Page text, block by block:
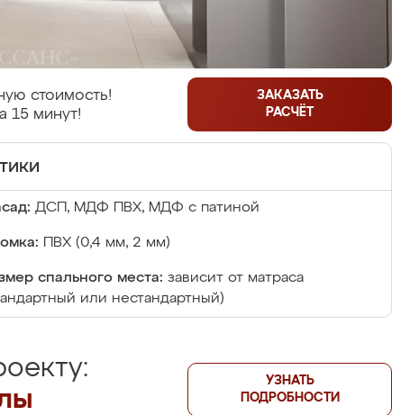
стоимость!
15 минут!
ЗАКАЗАТЬ
РАСЧЁТ
ДСП, МДФ ПВХ, МДФ с патиной
ПВХ (0,4 мм, 2 мм)
спального места: зависит от матраса
или нестандартный)
УЗНАТЬ
ПОДРОБНОСТИ